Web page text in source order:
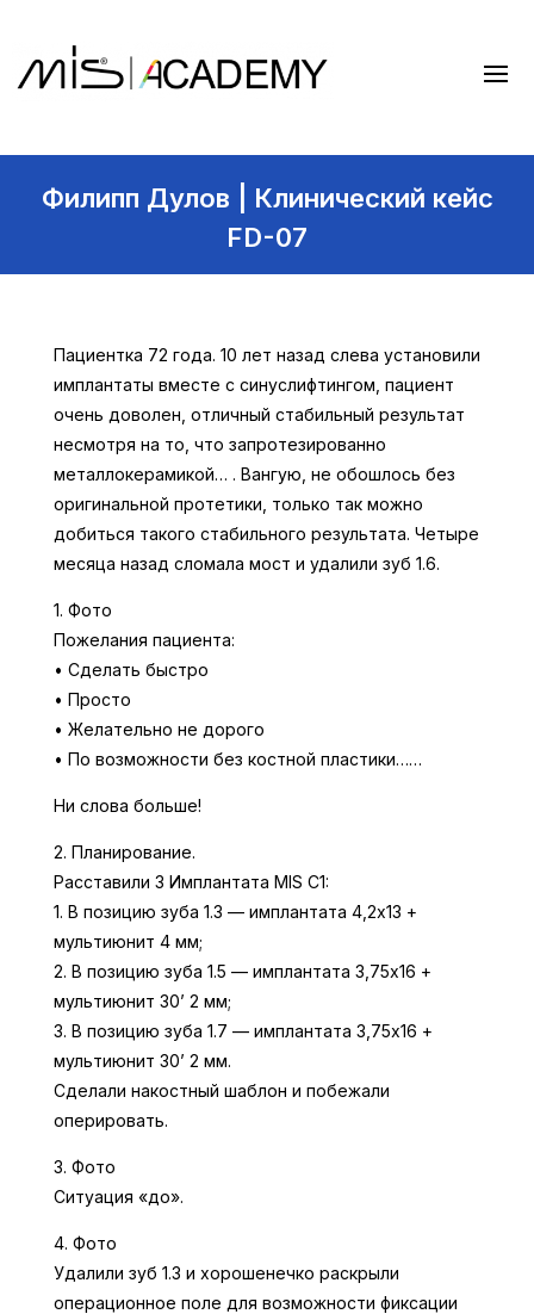
Филипп Дулов | Клинический кейс
FD-07
Пациентка 72 года. 10 лет назад слева установили
имплантаты вместе с синуслифтингом, пациент
очень доволен, отличный стабильный результат
несмотря на то, что запротезированно
металлокерамикой… . Вангую, не обошлось без
оригинальной протетики, только так можно
добиться такого стабильного результата. Четыре
месяца назад сломала мост и удалили зуб 1.6.
1. Фото
Пожелания пациента:
• Сделать быстро
• Просто
• Желательно не дорого
• По возможности без костной пластики……
Ни слова больше!
2. Планирование.
Расставили 3 Имплантата MIS C1:
1. В позицию зуба 1.3 — имплантата 4,2х13 +
мультиюнит 4 мм;
2. В позицию зуба 1.5 — имплантата 3,75х16 +
мультиюнит 30’ 2 мм;
3. В позицию зуба 1.7 — имплантата 3,75х16 +
мультиюнит 30’ 2 мм.
Сделали накостный шаблон и побежали
оперировать.
3. Фото
Ситуация «до».
4. Фото
Удалили зуб 1.3 и хорошенечко раскрыли
операционное поле для возможности фиксации